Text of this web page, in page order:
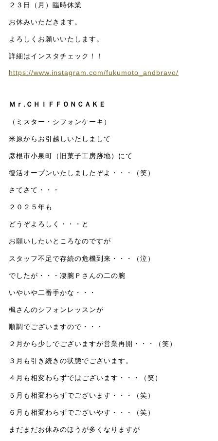
２３日（月）臨時休業
お休みいただきます。
よろしくお願いいたします。
詳細はインスタチェック！！
https://www.instagram.com/fukumoto_andbravo/
Ｍｒ.ＣＨＩＦＦＯＮＣＡＫＥ
（ミスター・シフォンケーキ）
米原からお引越しいたしまして
彦根市小泉町（旧菓子工房跡地）にて
復活オープンいたしましたぞよ・・・（笑）
さてさて・・・
２０２５年も
どうぞよろしく・・・と
お願いしたいところなのですが
スタッフ不足で存続の危機到来・・・（泣）
でしたが・・・凄腕Ｐさんの二の腕
いやいや二番手かな・・・
楓さんのシフォンレッスンが
順調でございますので・・・
２月から少しでございますが営業再開・・・（笑）
３月も引き続きの状態でございます。
４月も相変わらずではございます・・・（笑）
５月も相変わらずでございます・・・（笑）
６月も相変わらずでございやす・・・（笑）
まだまだお休みのほうが多くなりますが